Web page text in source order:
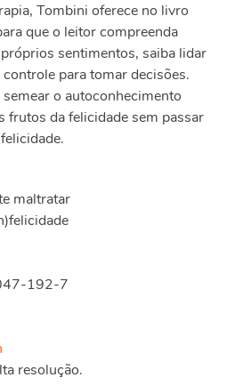
Tombini oferece no livro
que o leitor compreenda
sentimentos, saiba lidar
para tomar decisões.
o autoconhecimento
frutos da felicidade sem passar
maltratar
192-7
resolução.